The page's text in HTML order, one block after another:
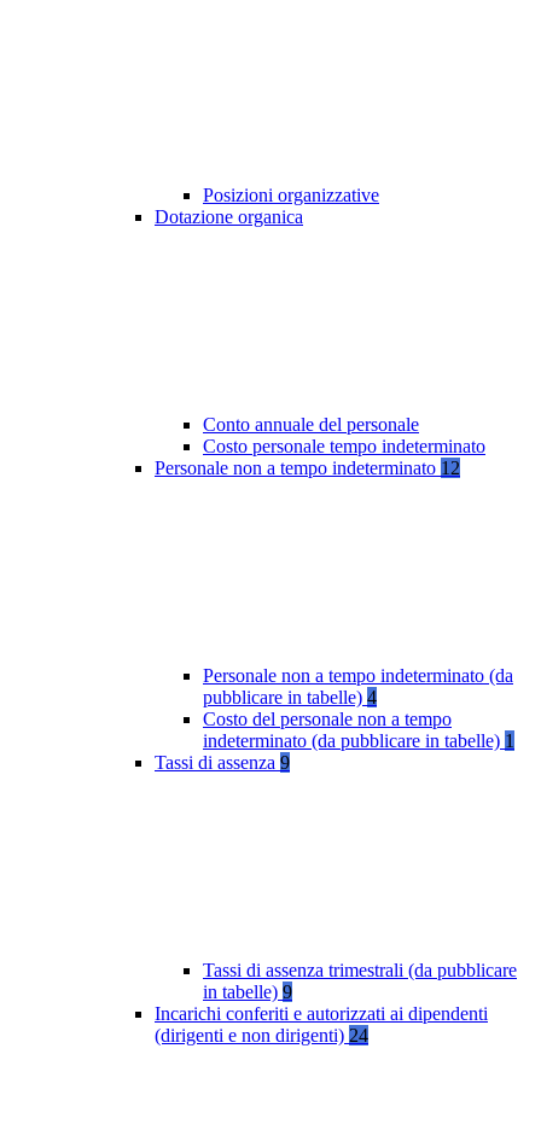
Posizioni organizzative
Dotazione organica
Conto annuale del personale
Costo personale tempo indeterminato
Personale non a tempo indeterminato 12
Personale non a tempo indeterminato (da
pubblicare in tabelle) 4
Costo del personale non a tempo
indeterminato (da pubblicare in tabelle) 1
Tassi di assenza 9
Tassi di assenza trimestrali (da pubblicare
in tabelle) 9
Incarichi conferiti e autorizzati ai dipendenti
(dirigenti e non dirigenti) 24